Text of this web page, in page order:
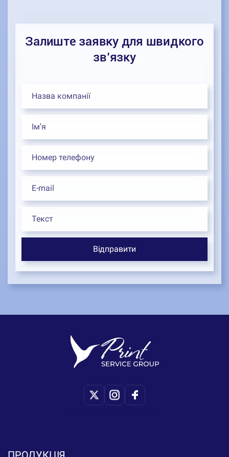
Залиште заявку для швидкого
зв’язку